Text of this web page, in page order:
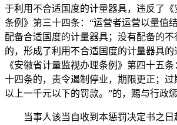
于利用不合适国度的计量器具，违反了
条例》第三十四条：“运营者运营以量值
配备合适国度的计量器具；没有配备的不
的，形成了利用不合适国度的计量器具
《安徽省计量监视办理条例》第四十五
十四条的，责令遏制停业，期限更正；
以上一千元以下的罚款。”的，赐与行政惩
当事人该当自收到本惩罚决定书之日